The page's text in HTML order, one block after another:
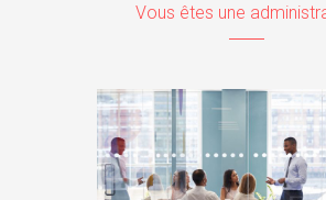
Vous êtes une